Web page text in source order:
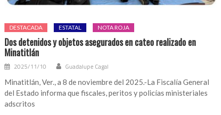
DESTACADA ESTATAL NOTA ROJA
Dos detenidos y objetos asegurados en cateo realizado en
Minatitlán
2025/11/10 Guadalupe Cagal
Minatitlán, Ver., a 8 de noviembre del 2025.-La Fiscalía General
del Estado informa que fiscales, peritos y policías ministeriales
adscritos